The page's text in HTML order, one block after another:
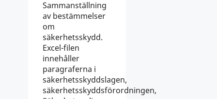
Sammanställning
av bestämmelser
om
säkerhetsskydd.
Excel-filen
innehåller
paragraferna i
säkerhetsskyddslagen,
säkerhetsskyddsförordningen,